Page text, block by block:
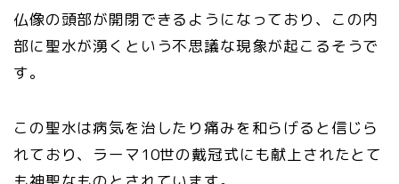
仏像の頭部が開閉できるようになっており、この内
部に聖水が湧くという不思議な現象が起こるそうで
す。
この聖水は病気を治したり痛みを和らげると信じら
れており、ラーマ10世の戴冠式にも献上されたとて